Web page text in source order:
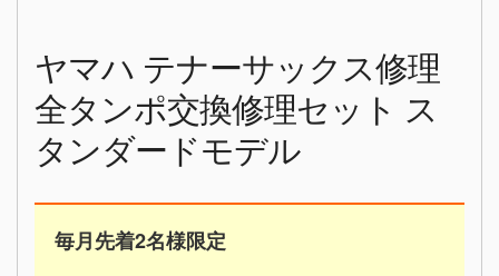
ヤマハ テナーサックス修理
全タンポ交換修理セット ス
タンダードモデル
毎月先着2名様限定